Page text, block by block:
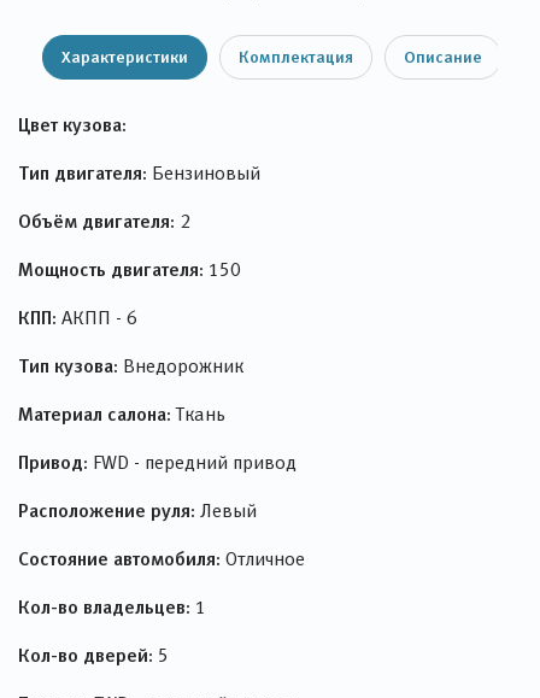
Характеристики Комплектация Описание
Цвет кузова:
Тип двигателя: Бензиновый
Объём двигателя: 2
Мощность двигателя: 150
КПП: АКПП - 6
Тип кузова: Внедорожник
Материал салона: Ткань
Привод: FWD - передний привод
Расположение руля: Левый
Состояние автомобиля: Отличное
Кол-во владельцев: 1
Кол-во дверей: 5